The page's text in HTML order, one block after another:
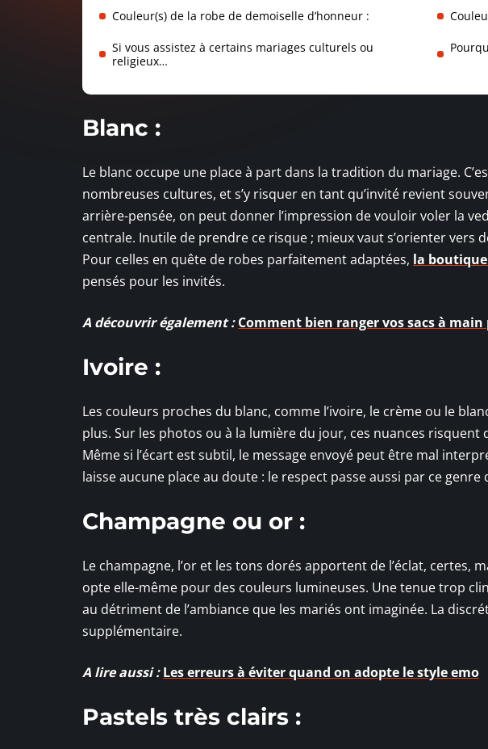
Couleur(s) de la robe de demoiselle d’honneur :
Si vous assistez à certains mariages culturels ou
religieux…
Blanc :
Le blanc occupe une place à part dans la tradition du mariage.
nombreuses cultures, et s’y risquer en tant qu’invité revient
arrière-pensée, on peut donner l’impression de vouloir voler la
centrale. Inutile de prendre ce risque ; mieux vaut s’orienter vers
Pour celles en quête de robes parfaitement adaptées, la
pensés pour les invités.
A découvrir également : Comment bien ranger vos sacs à
Ivoire :
Les couleurs proches du blanc, comme l’ivoire, le crème ou le
plus. Sur les photos ou à la lumière du jour, ces nuances risquent
Même si l’écart est subtil, le message envoyé peut être mal
laisse aucune place au doute : le respect passe aussi par ce genre
Champagne ou or :
Le champagne, l’or et les tons dorés apportent de l’éclat, certes,
opte elle-même pour des couleurs lumineuses. Une tenue trop
au détriment de l’ambiance que les mariés ont imaginée. La
supplémentaire.
A lire aussi : Les erreurs à éviter quand on adopte le style emo
Pastels très clairs :